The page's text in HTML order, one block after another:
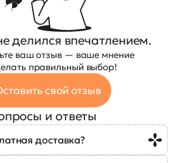
делился впечатлением.
ваш отзыв — ваше мнение
правильный выбор!
свой отзыв
и ответы
доставка?